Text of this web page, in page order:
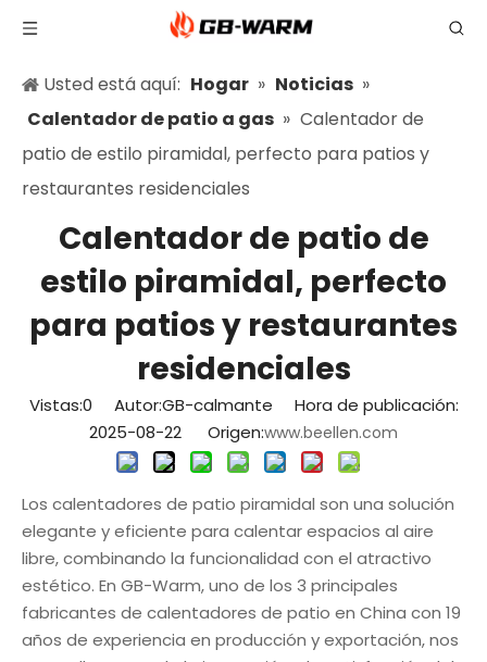
Usted está aquí: Hogar » Noticias »
Calentador de patio a gas » Calentador de
patio de estilo piramidal, perfecto para patios y
restaurantes residenciales
Calentador de patio de
estilo piramidal, perfecto
para patios y restaurantes
residenciales
Vistas:0 Autor:GB-calmante Hora de publicación:
2025-08-22 Origen:www.beellen.com
Los calentadores de patio piramidal son una solución
elegante y eficiente para calentar espacios al aire
libre, combinando la funcionalidad con el atractivo
estético. En GB-Warm, uno de los 3 principales
fabricantes de calentadores de patio en China con 19
años de experiencia en producción y exportación, nos